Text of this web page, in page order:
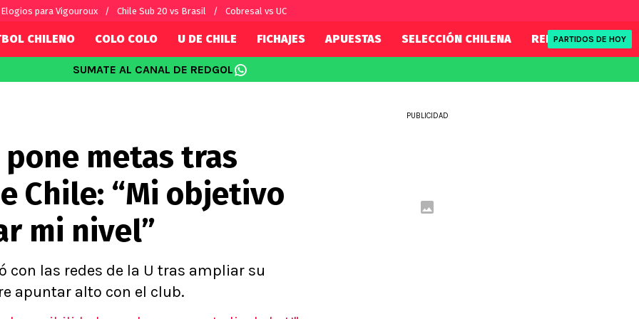
Elogios para Vigouroux Chile Sub 20 vs Brasil Cobresal vs UC
por el mundo
Fútbol Argentino
Fútbol Brasileño
Premier League
Serie A
CHILENO COLO COLO U DE CHILE FICHAJES APUESTAS SELECCIÓN CHILENA REDSPORT
PARTIDOS DE HOY
SUMATE AL CANAL DE REDGOL
pone metas tras
Chile: “Mi objetivo
mi nivel”
con las redes de la U tras ampliar su
apuntar alto con el club.
PUBLICIDAD